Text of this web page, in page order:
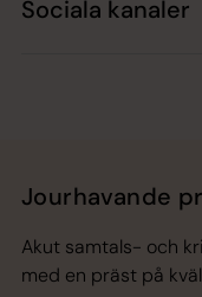
Sociala kanaler
Jourhavande
Akut samtals- och
med en präst på